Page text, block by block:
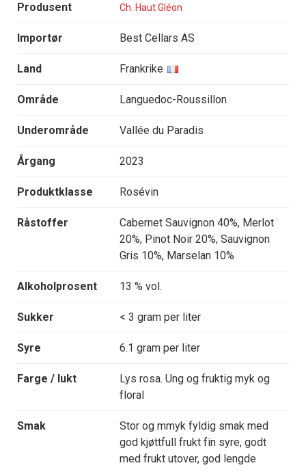
Produsent Ch. Haut Gléon
Importør Best Cellars AS
Land Frankrike
Område Languedoc-Roussillon
Underområde Vallée du Paradis
Årgang 2023
Produktklasse Rosévin
Råstoffer
Cabernet Sauvignon 40%, Merlot
20%, Pinot Noir 20%, Sauvignon
Gris 10%, Marselan 10%
Alkoholprosent 13 % vol.
Sukker < 3 gram per liter
Syre 6.1 gram per liter
Farge / lukt
Lys rosa. Ung og fruktig myk og
floral
Smak
Stor og mmyk fyldig smak med
god kjøttfull frukt fin syre, godt
med frukt utover, god lengde